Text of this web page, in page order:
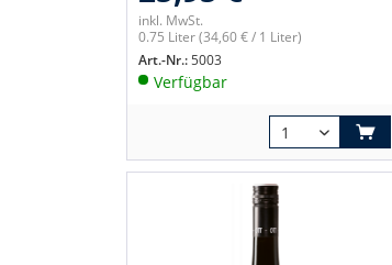
inkl. MwSt.
0.75 Liter(34,60 € / 1 Liter)
Art.-Nr.:5003
Verfügbar